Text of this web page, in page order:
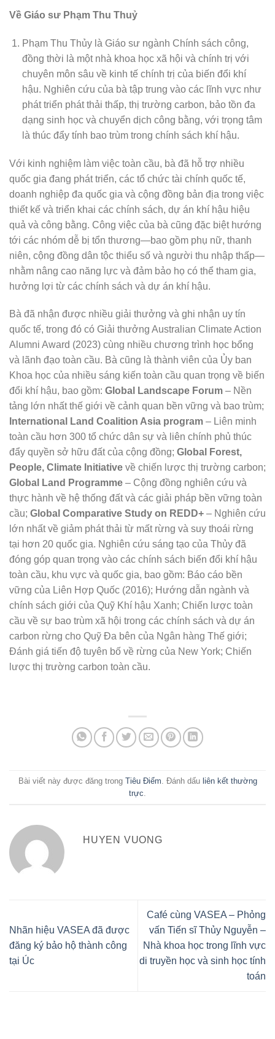
Về Giáo sư Phạm Thu Thuỷ
Phạm Thu Thủy là Giáo sư ngành Chính sách công,
đồng thời là một nhà khoa học xã hội và chính trị với
chuyên môn sâu về kinh tế chính trị của biến đổi khí
hậu. Nghiên cứu của bà tập trung vào các lĩnh vực như
phát triển phát thải thấp, thị trường carbon, bảo tồn đa
dạng sinh học và chuyển dịch công bằng, với trọng tâm
là thúc đẩy tính bao trùm trong chính sách khí hậu.
Với kinh nghiệm làm việc toàn cầu, bà đã hỗ trợ nhiều
quốc gia đang phát triển, các tổ chức tài chính quốc tế,
doanh nghiệp đa quốc gia và cộng đồng bản địa trong việc
thiết kế và triển khai các chính sách, dự án khí hậu hiệu
quả và công bằng. Công việc của bà cũng đặc biệt hướng
tới các nhóm dễ bị tổn thương—bao gồm phụ nữ, thanh
niên, cộng đồng dân tộc thiểu số và người thu nhập thấp—
nhằm nâng cao năng lực và đảm bảo họ có thể tham gia,
hưởng lợi từ các chính sách và dự án khí hậu.
Bà đã nhận được nhiều giải thưởng và ghi nhận uy tín
quốc tế, trong đó có Giải thưởng Australian Climate Action
Alumni Award (2023) cùng nhiều chương trình học bổng
và lãnh đạo toàn cầu. Bà cũng là thành viên của Ủy ban
Khoa học của nhiều sáng kiến toàn cầu quan trọng về biến
đổi khí hậu, bao gồm: Global Landscape Forum – Nền
tảng lớn nhất thế giới về cảnh quan bền vững và bao trùm;
International Land Coalition Asia program – Liên minh
toàn cầu hơn 300 tổ chức dân sự và liên chính phủ thúc
đẩy quyền sở hữu đất của cộng đồng; Global Forest,
People, Climate Initiative về chiến lược thị trường carbon;
Global Land Programme – Cộng đồng nghiên cứu và
thực hành về hệ thống đất và các giải pháp bền vững toàn
cầu; Global Comparative Study on REDD+ – Nghiên cứu
lớn nhất về giảm phát thải từ mất rừng và suy thoái rừng
tại hơn 20 quốc gia. Nghiên cứu sáng tạo của Thủy đã
đóng góp quan trọng vào các chính sách biến đổi khí hậu
toàn cầu, khu vực và quốc gia, bao gồm: Báo cáo bền
vững của Liên Hợp Quốc (2016); Hướng dẫn ngành và
chính sách giới của Quỹ Khí hậu Xanh; Chiến lược toàn
cầu về sự bao trùm xã hội trong các chính sách và dự án
carbon rừng cho Quỹ Đa bên của Ngân hàng Thế giới;
Đánh giá tiến độ tuyên bố về rừng của New York; Chiến
lược thị trường carbon toàn cầu.
Bài viết này được đăng trong Tiêu Điểm . Đánh dấu liên kết thường
trực
HUYEN VUONG
Nhãn hiệu VASEA đã được
đăng ký bảo hộ thành công
tại Úc
Café cùng VASEA – Phỏng
vấn Tiến sĩ Thủy Nguyễn –
Nhà khoa học trong lĩnh vực
di truyền học và sinh học tính
toán